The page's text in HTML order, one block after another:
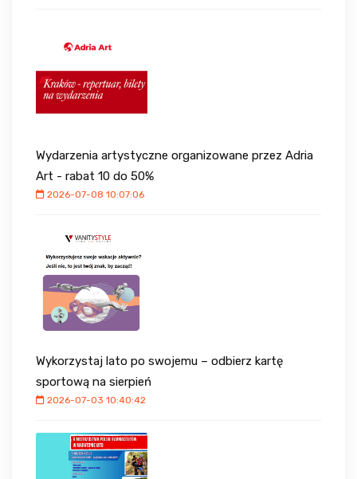
Wydarzenia artystyczne organizowane przez Adria
Art - rabat 10 do 50%
2026-07-08 10:07:06
Wykorzystaj lato po swojemu – odbierz kartę
sportową na sierpień
2026-07-03 10:40:42